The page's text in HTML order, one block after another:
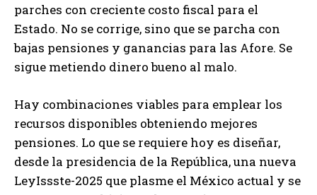
parches con creciente costo fiscal para el
Estado. No se corrige, sino que se parcha con
bajas pensiones y ganancias para las Afore. Se
sigue metiendo dinero bueno al malo.
Hay combinaciones viables para emplear los
recursos disponibles obteniendo mejores
pensiones. Lo que se requiere hoy es diseñar,
desde la presidencia de la República, una nueva
LeyIssste-2025 que plasme el México actual y se